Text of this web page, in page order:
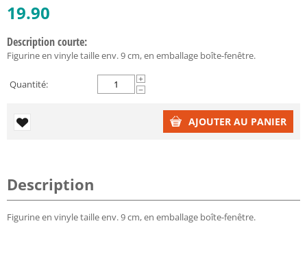
19.90
Description courte:
Figurine en vinyle taille env. 9 cm, en emballage boîte-fenêtre.
Quantité:
+
−
AJOUTER AU PANIER
Description
Figurine en vinyle taille env. 9 cm, en emballage boîte-fenêtre.